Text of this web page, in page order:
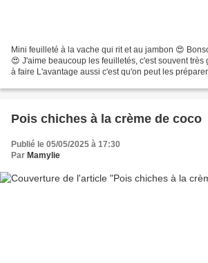
Mini feuilleté à la vache qui rit et au jambon 😍
😍 J'aime beaucoup les feuilletés, c'est souvent très
à faire L'avantage aussi c'est qu'on peut les
Pois chiches à la crème de coco
Publié le 05/05/2025 à 17:30
Par Mamylie